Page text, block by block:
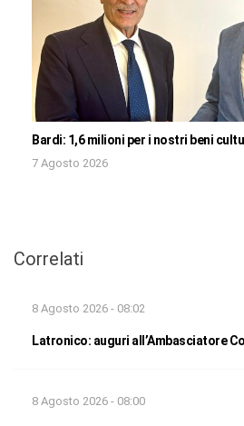
Bardi: 1,6 milioni per i nostri beni
7 Agosto 2026
Correlati
8 Agosto 2026 - 08:02
Latronico: auguri all’Ambasciatore
8 Agosto 2026 - 08:00